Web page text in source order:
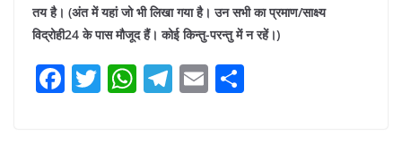
तय है। (अंत में यहां जो भी लिखा गया है। उन सभी का प्रमाण/साक्ष्य
विद्रोही24 के पास मौजूद हैं। कोई किन्तु-परन्तु में न रहें।)
F T W T E